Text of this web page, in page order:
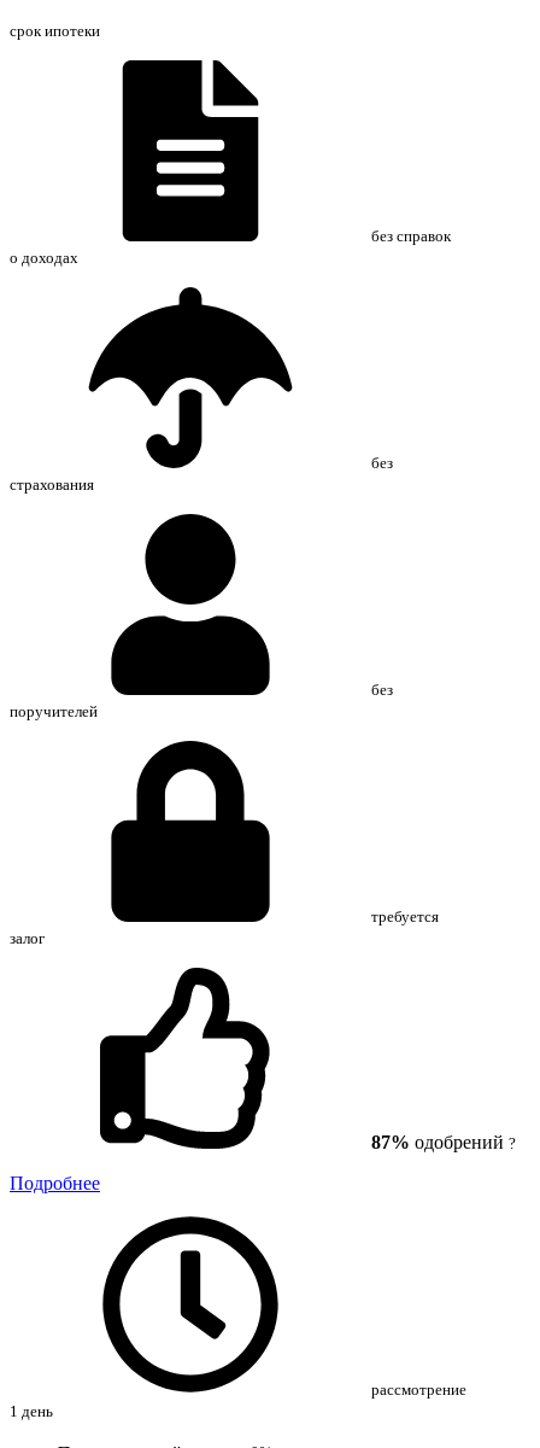
срок ипотеки
без справок
о доходах
без
страхования
без
поручителей
требуется
залог
87% одобрений ?
Подробнее
рассмотрение
1 день